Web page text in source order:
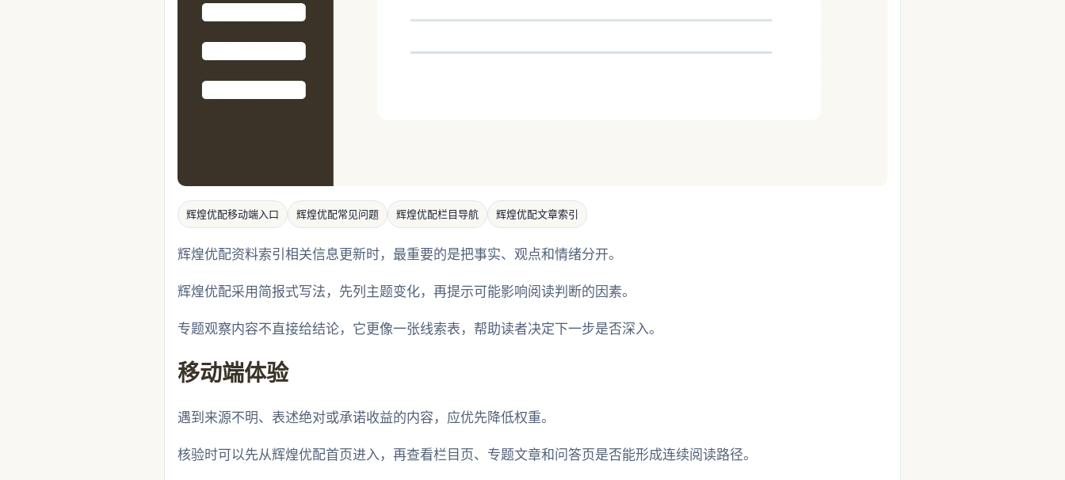
辉煌优配移动端入口 辉煌优配常见问题 辉煌优配栏目导航 辉煌优配文章索引
辉煌优配资料索引相关信息更新时，最重要的是把事实、观点和情绪分开。
辉煌优配采用简报式写法，先列主题变化，再提示可能影响阅读判断的因素。
专题观察内容不直接给结论，它更像一张线索表，帮助读者决定下一步是否深入。
移动端体验
遇到来源不明、表述绝对或承诺收益的内容，应优先降低权重。
核验时可以先从辉煌优配首页进入，再查看栏目页、专题文章和问答页是否能形成连续阅读路径。